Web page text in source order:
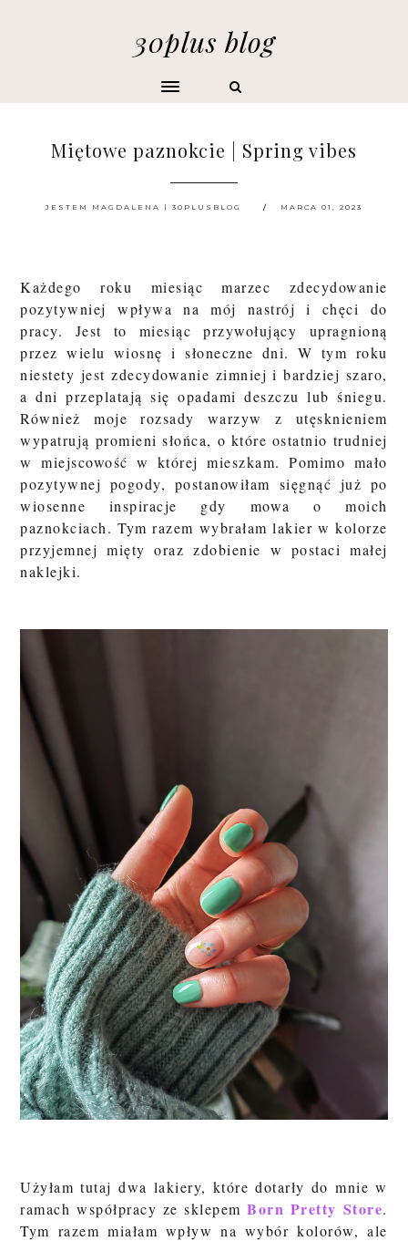
30plus blog
Miętowe paznokcie | Spring vibes
JESTEM MAGDALENA | 30PLUSBLOG MARCA 01, 2023
Każdego roku miesiąc marzec zdecydowanie
pozytywniej wpływa na mój nastrój i chęci do
pracy. Jest to miesiąc przywołujący upragnioną
przez wielu wiosnę i słoneczne dni. W tym roku
niestety jest zdecydowanie zimniej i bardziej szaro,
a dni przeplatają się opadami deszczu lub śniegu.
Również moje rozsady warzyw z utęsknieniem
wypatrują promieni słońca, o które ostatnio trudniej
w miejscowość w której mieszkam. Pomimo mało
pozytywnej pogody, postanowiłam sięgnąć już po
wiosenne inspiracje gdy mowa o moich
paznokciach. Tym razem wybrałam lakier w kolorze
przyjemnej mięty oraz zdobienie w postaci małej
naklejki.
Użyłam tutaj dwa lakiery, które dotarły do mnie w
ramach współpracy ze sklepemBorn Pretty Store.
Tym razem miałam wpływ na wybór kolorów, ale